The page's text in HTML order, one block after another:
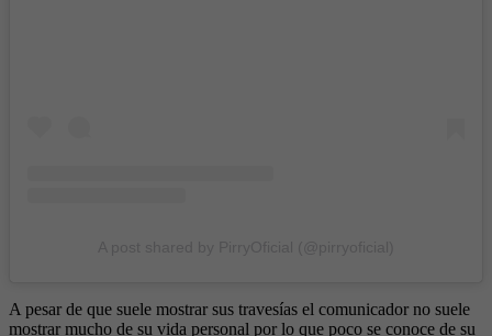
A pesar de que suele mostrar sus travesías el comunicador no suele
mostrar mucho de su vida personal por lo que poco se conoce de su